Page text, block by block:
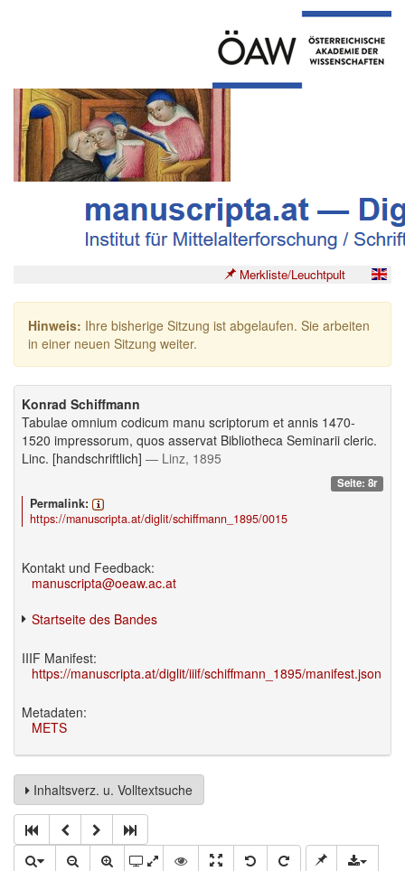
Merkliste/Leuchtpult
Hinweis: Ihre bisherige Sitzung ist abgelaufen. Sie arbeiten
in einer neuen Sitzung weiter.
Konrad Schiffmann
Tabulae omnium codicum manu scriptorum et annis 1470-
1520 impressorum, quos asservat Bibliotheca Seminarii cleric.
Linc. [handschriftlich] — Linz, 1895
Seite: 8r
Permalink:
https://manuscripta.at/diglit/schiffmann_1895/0015
Kontakt und Feedback:
manuscripta@oeaw.ac.at
Startseite des Bandes
IIIF Manifest:
https://manuscripta.at/diglit/iiif/schiffmann_1895/manifest.json
Metadaten:
METS
Inhaltsverz. u. Volltextsuche